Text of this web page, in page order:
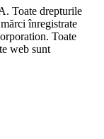
Toate drepturile
înregistrate
Toate
web sunt